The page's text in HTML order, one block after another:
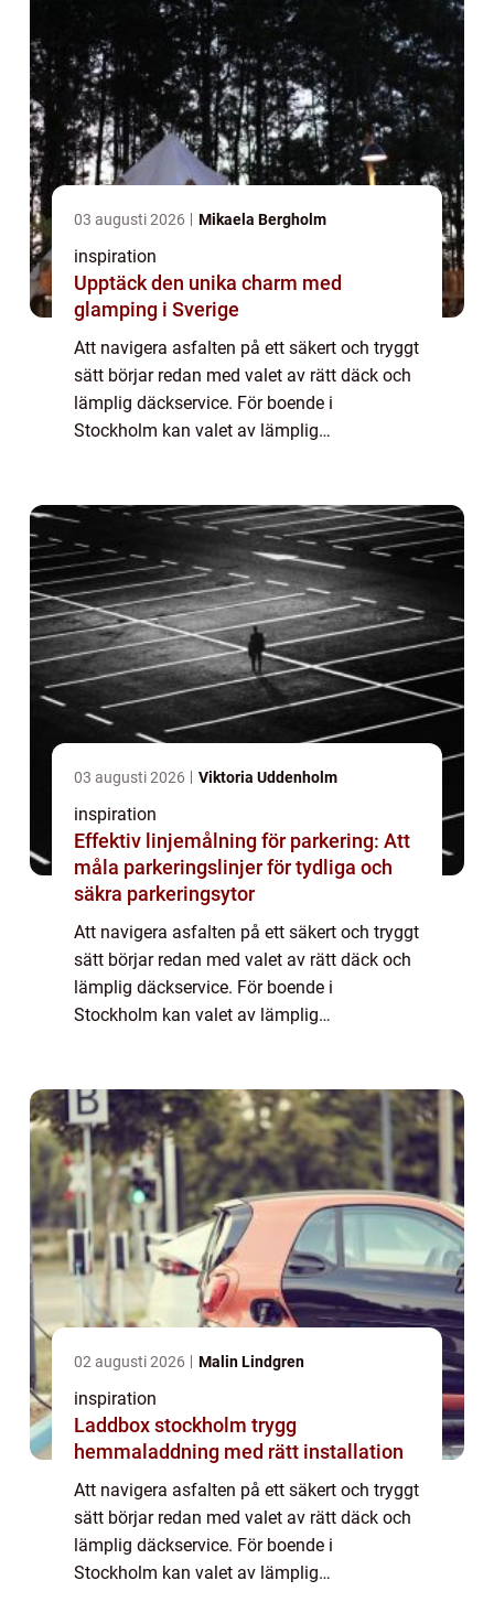
03 augusti 2026 Mikaela Bergholm
inspiration
Upptäck den unika charm med
glamping i Sverige
Att navigera asfalten på ett säkert och tryggt
sätt börjar redan med valet av rätt däck och
lämplig däckservice. För boende i
Stockholm kan valet av lämplig
03 augusti 2026 Viktoria Uddenholm
inspiration
Effektiv linjemålning för parkering: Att
måla parkeringslinjer för tydliga och
säkra parkeringsytor
Att navigera asfalten på ett säkert och tryggt
sätt börjar redan med valet av rätt däck och
lämplig däckservice. För boende i
Stockholm kan valet av lämplig
02 augusti 2026 Malin Lindgren
inspiration
Laddbox stockholm trygg
hemmaladdning med rätt installation
Att navigera asfalten på ett säkert och tryggt
sätt börjar redan med valet av rätt däck och
lämplig däckservice. För boende i
Stockholm kan valet av lämplig